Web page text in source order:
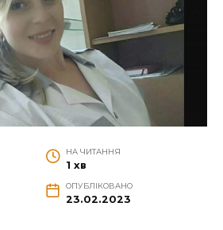
НА ЧИТАННЯ
1 хв
ОПУБЛІКОВАНО
23.02.2023